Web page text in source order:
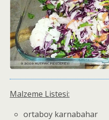
Malzeme Listesi:
ortaboy karnabahar